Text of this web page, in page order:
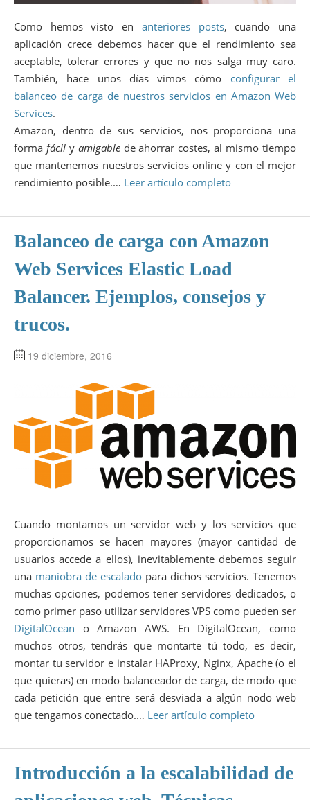
Como hemos visto en anteriores posts, cuando una
aplicación crece debemos hacer que el rendimiento sea
aceptable, tolerar errores y que no nos salga muy caro.
También, hace unos días vimos cómo configurar el
balanceo de carga de nuestros servicios en Amazon Web
Services.
Amazon, dentro de sus servicios, nos proporciona una
forma fácily amigablede ahorrar costes, al mismo tiempo
que mantenemos nuestros servicios online y con el mejor
rendimiento posible.… Leer artículo completo
Balanceo de carga con Amazon
Web Services Elastic Load
Balancer. Ejemplos, consejos y
trucos.
19 diciembre, 2016
Cuando montamos un servidor web y los servicios que
proporcionamos se hacen mayores (mayor cantidad de
usuarios accede a ellos), inevitablemente debemos seguir
una maniobra de escalado para dichos servicios. Tenemos
muchas opciones, podemos tener servidores dedicados, o
como primer paso utilizar servidores VPS como pueden ser
DigitalOcean o Amazon AWS. En DigitalOcean, como
muchos otros, tendrás que montarte tú todo, es decir,
montar tu servidor e instalar HAProxy, Nginx, Apache (o el
que quieras) en modo balanceador de carga, de modo que
cada petición que entre será desviada a algún nodo web
que tengamos conectado.… Leer artículo completo
Introducción a la escalabilidad de